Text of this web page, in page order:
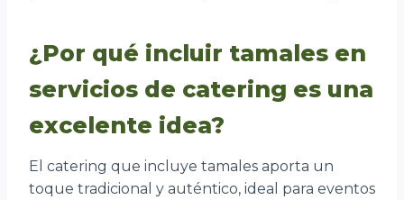
¿Por qué incluir tamales en
servicios de catering es una
excelente idea?
El catering que incluye tamales aporta un
toque tradicional y auténtico, ideal para eventos